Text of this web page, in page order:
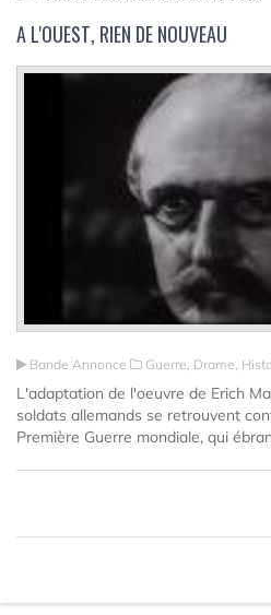
A L'OUEST, RIEN DE NOUVEAU
Bande Annonce Guerre, Drame,
L'adaptation de l'oeuvre de Erich
soldats allemands se retrouvent
Première Guerre mondiale, qui